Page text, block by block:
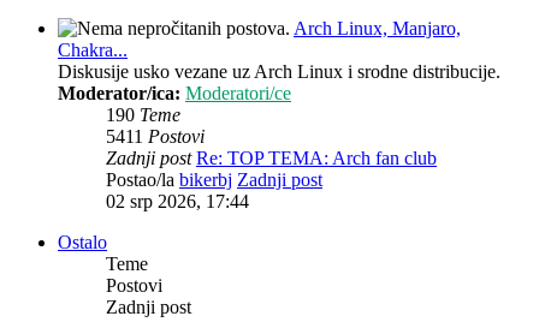
Arch Linux, Manjaro,
Chakra...
Diskusije usko vezane uz Arch Linux i srodne distribucije.
Moderator/ica: Moderatori/ce
190 Teme
5411 Postovi
Zadnji post Re: TOP TEMA: Arch fan club
Postao/la bikerbj Zadnji post
02 srp 2026, 17:44
Ostalo
Teme
Postovi
Zadnji post